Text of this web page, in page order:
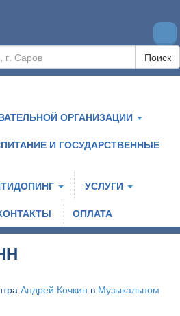
Поиск
ОРГАНИЗАЦИИ
И ГОСУДАРСТВЕННЫЕ
УСЛУГИ
ОПЛАТА
Андрей Кочкин в Музыкальном